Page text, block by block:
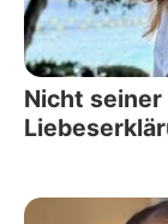
Nicht seiner